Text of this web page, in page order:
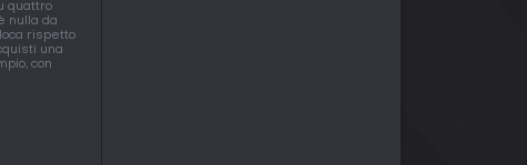
quattro
nulla da
rispetto
una
con